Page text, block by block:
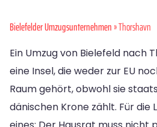
Bielefelder Umzugsunternehmen» Thorshavn
Ein Umzug von Bielefeld nach
eine Insel, die weder zur EU
Raum gehört, obwohl sie
dänischen Krone zählt. Für die